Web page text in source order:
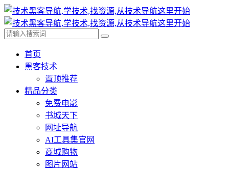
首页
黑客技术
置顶推荐
精品分类
免费电影
书城天下
网址导航
AI工具集官网
商城购物
图片网站